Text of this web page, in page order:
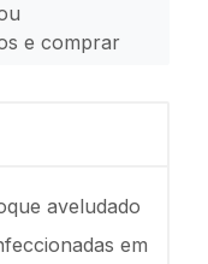
e comprar
aveludado
em